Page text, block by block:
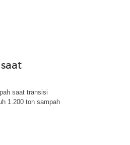
saat transisi
1.200 ton sampah